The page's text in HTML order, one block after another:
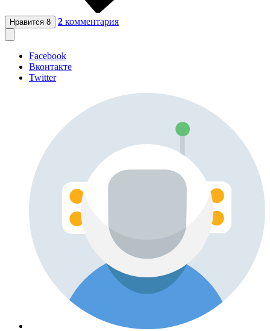
Нравится 8 2 комментария
Facebook
Вконтакте
Twitter